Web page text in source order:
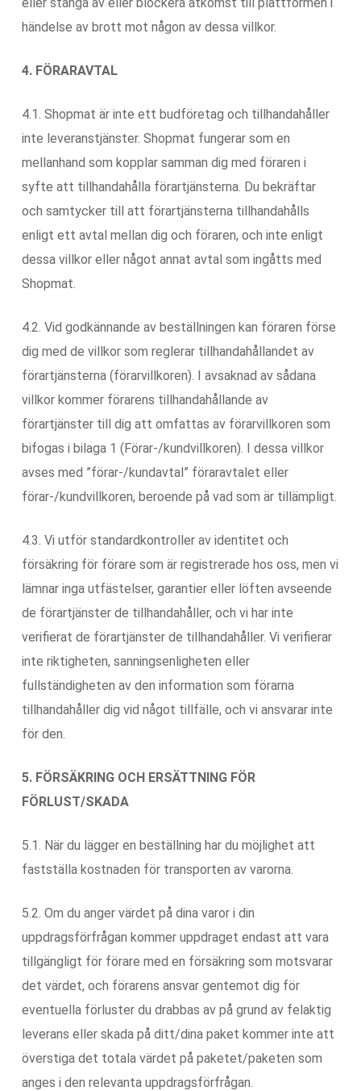
händelse av brott mot någon av dessa villkor.
4. FÖRARAVTAL
4.1. Shopmat är inte ett budföretag och tillhandahåller
inte leveranstjänster. Shopmat fungerar som en
mellanhand som kopplar samman dig med föraren i
syfte att tillhandahålla förartjänsterna. Du bekräftar
och samtycker till att förartjänsterna tillhandahålls
enligt ett avtal mellan dig och föraren, och inte enligt
dessa villkor eller något annat avtal som ingåtts med
Shopmat.
4.2. Vid godkännande av beställningen kan föraren förse
dig med de villkor som reglerar tillhandahållandet av
förartjänsterna (förarvillkoren). I avsaknad av sådana
villkor kommer förarens tillhandahållande av
förartjänster till dig att omfattas av förarvillkoren som
bifogas i bilaga 1 (Förar-/kundvillkoren). I dessa villkor
avses med ”förar-/kundavtal” föraravtalet eller
förar-/kundvillkoren, beroende på vad som är tillämpligt.
4.3. Vi utför standardkontroller av identitet och
försäkring för förare som är registrerade hos oss, men vi
lämnar inga utfästelser, garantier eller löften avseende
de förartjänster de tillhandahåller, och vi har inte
verifierat de förartjänster de tillhandahåller. Vi verifierar
inte riktigheten, sanningsenligheten eller
fullständigheten av den information som förarna
tillhandahåller dig vid något tillfälle, och vi ansvarar inte
för den.
5. FÖRSÄKRING OCH ERSÄTTNING FÖR
FÖRLUST/SKADA
5.1. När du lägger en beställning har du möjlighet att
fastställa kostnaden för transporten av varorna.
5.2. Om du anger värdet på dina varor i din
uppdragsförfrågan kommer uppdraget endast att vara
tillgängligt för förare med en försäkring som motsvarar
det värdet, och förarens ansvar gentemot dig för
eventuella förluster du drabbas av på grund av felaktig
leverans eller skada på ditt/dina paket kommer inte att
överstiga det totala värdet på paketet/paketen som
anges i den relevanta uppdragsförfrågan.